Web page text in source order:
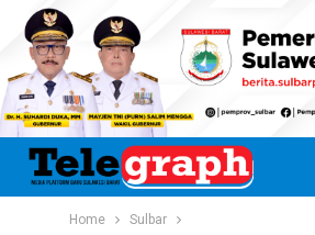
Home Sulbar